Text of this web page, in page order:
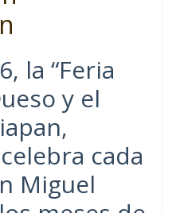
la “Feria
y el
cada
Miguel